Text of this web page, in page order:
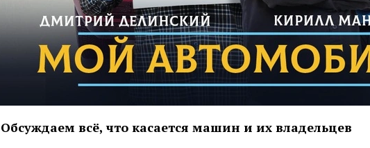
Обсуждаем всё, что касается машин и их владельцев